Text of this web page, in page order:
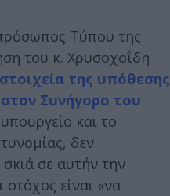
Τύπου της
του κ. Χρυσοχοΐδη
της υπόθεσης
Συνήγορο του
και το
δεν
σε αυτήν την
είναι «να